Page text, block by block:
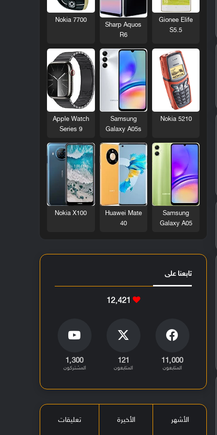
Gionee Elife
S5.5
Sharp Aquos
R6
Nokia 7700
Nokia 5210
Samsung
Galaxy A05s
Apple Watch
Series 9
Samsung
Galaxy A05
Huawei Mate
40
Nokia X100
تابعنا على
12٬421
11٬000
المتابعون
121
المتابعون
1٬300
المشتركون
الأشهر الأخيرة تعليقات